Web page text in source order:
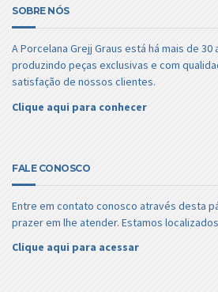
SOBRE NÓS
A Porcelana Grejj Graus está há mais de
produzindo peças exclusivas e com
satisfação de nossos clientes.
Clique aqui para conhecer
FALE CONOSCO
Entre em contato conosco através desta
prazer em lhe atender. Estamos
Clique aqui para acessar